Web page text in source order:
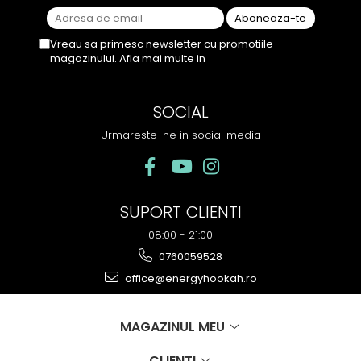
Vreau sa primesc newsletter cu promotiile
magazinului. Afla mai multe in
SOCIAL
Urmareste-ne in social media
SUPORT CLIENTI
08:00 - 21:00
0760059528
office@energyhookah.ro
MAGAZINUL MEU